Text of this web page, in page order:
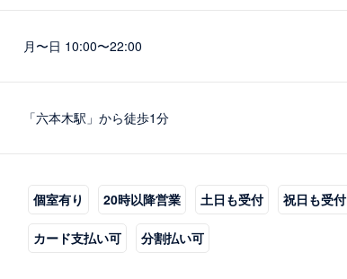
月〜日 10:00〜22:00
「六本木駅」から徒歩1分
個室有り 20時以降営業 土日も受付 祝日も受付
カード支払い可 分割払い可